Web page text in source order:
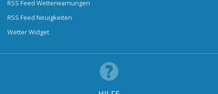
RSS Feed Wetterwarnungen
RSS Feed Neuigkeiten
Wetter Widget